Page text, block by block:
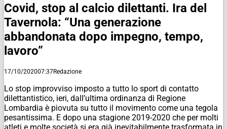
Covid, stop al calcio dilettanti. Ira del
Tavernola: “Una generazione
abbandonata dopo impegno, tempo,
lavoro”
17/10/202007:37Redazione
Lo stop improvviso imposto a tutto lo sport di contatto
dilettantistico, ieri, dall’ultima ordinanza di Regione
Lombardia è piovuta su tutto il movimento come una tegola
pesantissima. E dopo una stagione 2019-2020 che per molti
atleti e molte società si era già inevitabilmente trasformata in